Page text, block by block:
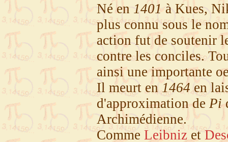
Né en 1401 à Kues,
plus connu sous le
action fut de soutenir
contre les conciles.
ainsi une importante
Il meurt en1464en
d'approximation de Pi
Archimédienne.
Comme Leibniz et